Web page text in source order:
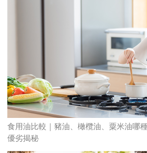
食用油比較｜豬油、橄欖油、粟米油哪
優劣揭秘